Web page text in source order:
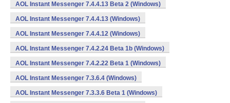
AOL Instant Messenger 7.4.4.13 Beta 2 (Windows)
AOL Instant Messenger 7.4.4.13 (Windows)
AOL Instant Messenger 7.4.4.12 (Windows)
AOL Instant Messenger 7.4.2.24 Beta 1b (Windows)
AOL Instant Messenger 7.4.2.22 Beta 1 (Windows)
AOL Instant Messenger 7.3.6.4 (Windows)
AOL Instant Messenger 7.3.3.6 Beta 1 (Windows)